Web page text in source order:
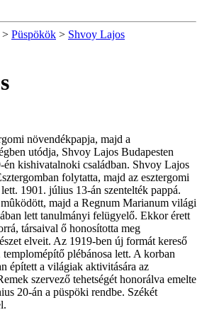
> Püspökök > Shvoy Lajos
növendékpapja, majd a
utódja, Shvoy Lajos Budapesten
én kishivatalnoki családban. Shvoy Lajos
folytatta, majd az esztergomi
1901. július 13-án szentelték pappá.
majd a Regnum Marianum világi
lett tanulmányi felügyelő. Ekkor érett
társaival ő honosította meg
elveit. Az 1919-ben új formát kereső
plébánosa lett. A korban
épített a világiak aktivitására az
szervező tehetségét honorálva emelte
20-án a püspöki rendbe. Székét